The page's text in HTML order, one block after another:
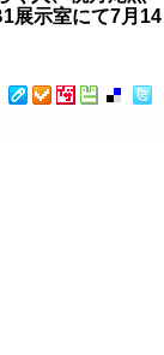
展示室にて7月14